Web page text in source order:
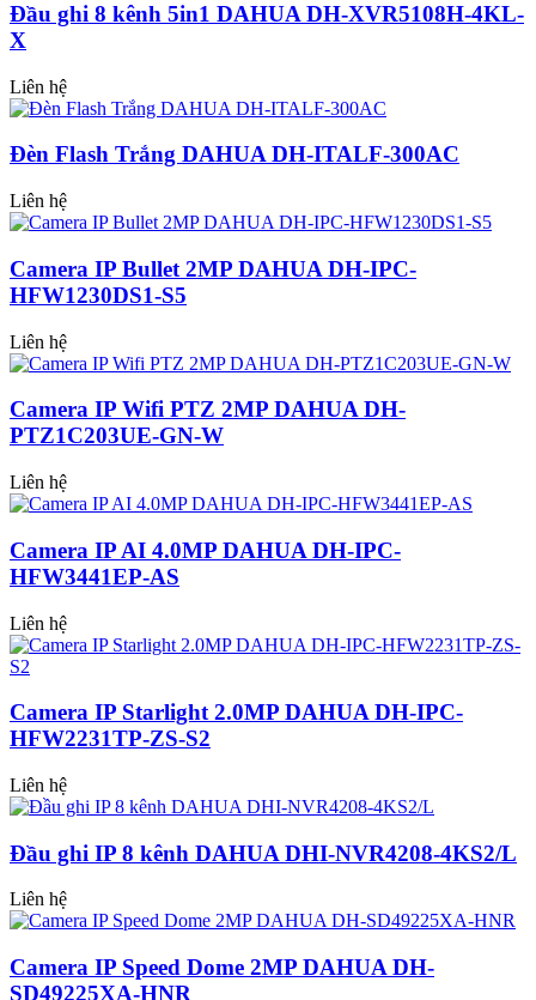
Đầu ghi 8 kênh 5in1 DAHUA DH-XVR5108H-4KL-
X
Liên hệ
Đèn Flash Trắng DAHUA DH-ITALF-300AC
Liên hệ
Camera IP Bullet 2MP DAHUA DH-IPC-
HFW1230DS1-S5
Liên hệ
Camera IP Wifi PTZ 2MP DAHUA DH-
PTZ1C203UE-GN-W
Liên hệ
Camera IP AI 4.0MP DAHUA DH-IPC-
HFW3441EP-AS
Liên hệ
Camera IP Starlight 2.0MP DAHUA DH-IPC-
HFW2231TP-ZS-S2
Liên hệ
Đầu ghi IP 8 kênh DAHUA DHI-NVR4208-4KS2/L
Liên hệ
Camera IP Speed Dome 2MP DAHUA DH-
SD49225XA-HNR